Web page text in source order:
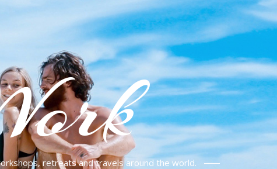
retreats and travels around the world.